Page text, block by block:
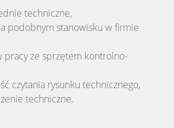
techniczne,
podobnym stanowisku w firmie
ze sprzętem kontrolno-
czytania rysunku technicznego,
techniczne.